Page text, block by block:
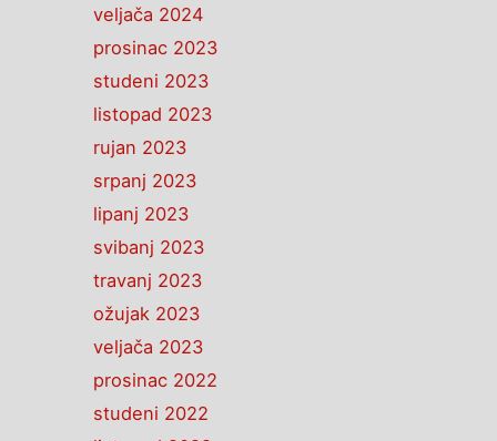
veljača 2024
prosinac 2023
studeni 2023
listopad 2023
rujan 2023
srpanj 2023
lipanj 2023
svibanj 2023
travanj 2023
ožujak 2023
veljača 2023
prosinac 2022
studeni 2022